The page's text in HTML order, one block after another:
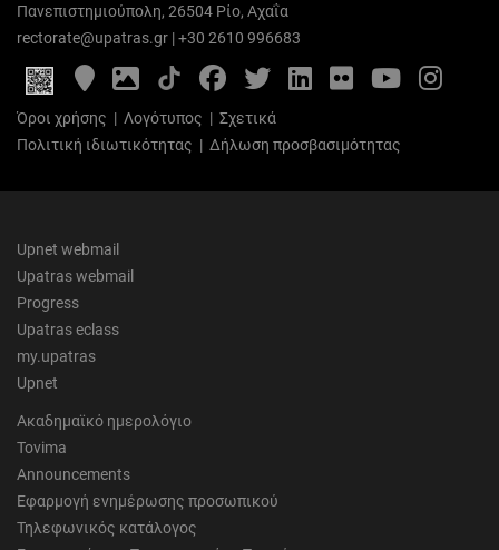
Πανεπιστημιούπολη, 26504 Ρίο, Αχαΐα
rectorate@upatras.gr |+30 2610 996683
Google
Maps
Photo
Gallery
FacebookTwitterLinkedIn
FlickrYouTube
Όροι χρήσης | Λογότυπος | Σχετικά
Πολιτική ιδιωτικότητας | Δήλωση προσβασιμότητας
Upnet webmail
Upatras webmail
Progress
Upatras eclass
my.upatras
Upnet
Ακαδημαϊκό ημερολόγιο
Tovima
Announcements
Εφαρμογή ενημέρωσης προσωπικού
Τηλεφωνικός κατάλογος